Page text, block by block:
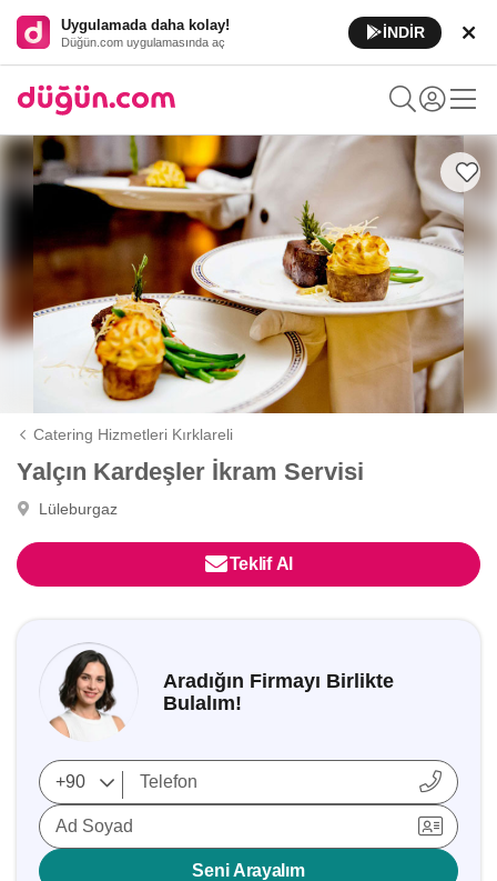
Uygulamada daha kolay!
Düğün.com uygulamasında aç
İNDİR
Catering Hizmetleri Kırklareli
Yalçın Kardeşler İkram Servisi
Lüleburgaz
Teklif Al
Aradığın Firmayı Birlikte
Bulalım!
Ad Soyad
Seni Arayalım